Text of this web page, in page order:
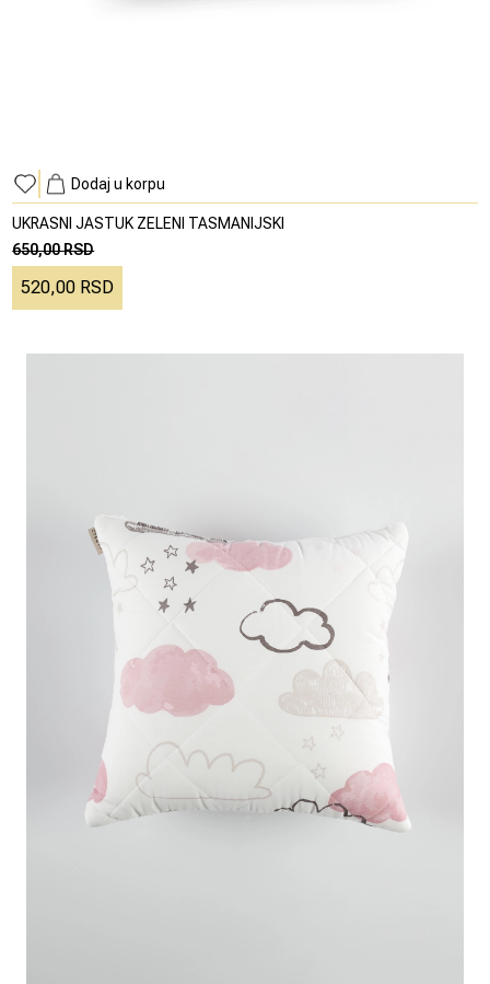
Dodaj u korpu
UKRASNI JASTUK ZELENI TASMANIJSKI
650,00 RSD
520,00 RSD